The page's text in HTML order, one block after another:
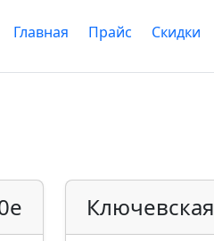
Главная Прайс Скидки
Ключевская